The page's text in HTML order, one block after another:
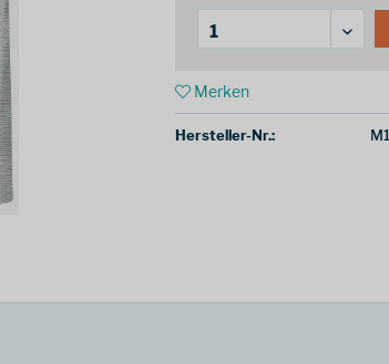
Merken
Hersteller-Nr.: